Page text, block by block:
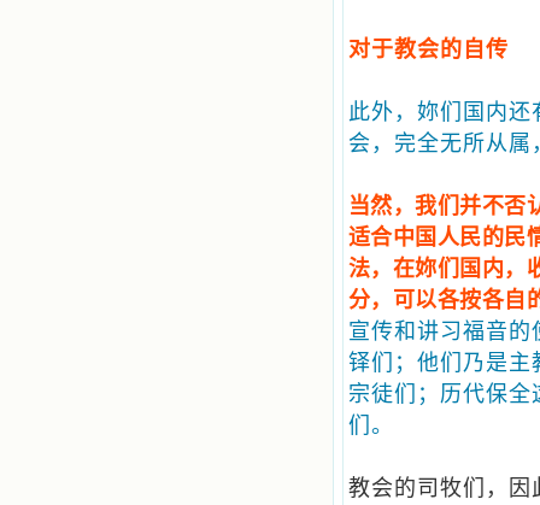
对于教会的自传
此外，妳们国内
会，完全无所从
当然，我们并不否
适合中国人民的民
法，在妳们国内，
分，可以各按各自
宣传和讲习福音
铎们；他们乃是主
宗徒们；历代保
们。
教会的司牧们，因